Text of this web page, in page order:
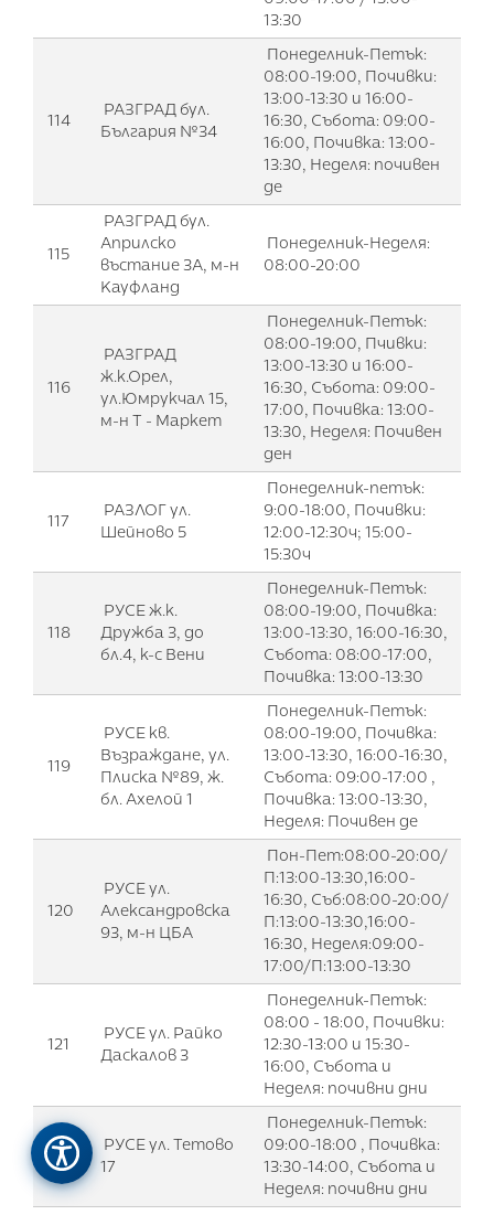
13:30
114
РАЗГРАД бул.
България №34
Понеделник-Петък:
08:00-19:00, Почивки:
13:00-13:30 и 16:00-
16:30, Събота: 09:00-
16:00, Почивка: 13:00-
13:30, Неделя: почивен
де
115
РАЗГРАД бул.
Априлско
въстание 3А, м-н
Кауфланд
Понеделник-Неделя:
08:00-20:00
116
РАЗГРАД
ж.к.Орел,
ул.Юмрукчал 15,
м-н Т - Маркет
Понеделник-Петък:
08:00-19:00, Пчивки:
13:00-13:30 и 16:00-
16:30, Събота: 09:00-
17:00, Почивка: 13:00-
13:30, Неделя: Почивен
ден
117
РАЗЛОГ ул.
Шейново 5
Понеделник-петък:
9:00-18:00, Почивки:
12:00-12:30ч; 15:00-
15:30ч
118
РУСЕ ж.к.
Дружба 3, до
бл.4, к-с Вени
Понеделник-Петък:
08:00-19:00, Почивка:
13:00-13:30, 16:00-16:30,
Събота: 08:00-17:00,
Почивка: 13:00-13:30
119
РУСЕ кв.
Възраждане, ул.
Плиска №89, ж.
бл. Ахелой 1
Понеделник-Петък:
08:00-19:00, Почивка:
13:00-13:30, 16:00-16:30,
Събота: 09:00-17:00 ,
Почивка: 13:00-13:30,
Неделя: Почивен де
120
РУСЕ ул.
Александровска
93, м-н ЦБА
Пон-Пет:08:00-20:00/
П:13:00-13:30,16:00-
16:30, Съб:08:00-20:00/
П:13:00-13:30,16:00-
16:30, Неделя:09:00-
17:00/П:13:00-13:30
121
РУСЕ ул. Райко
Даскалов 3
Понеделник-Петък:
08:00 - 18:00, Почивки:
12:30-13:00 и 15:30-
16:00, Събота и
Неделя: почивни дни
122
РУСЕ ул. Тетово
17
Понеделник-Петък:
09:00-18:00 , Почивка:
13:30-14:00, Събота и
Неделя: почивни дни